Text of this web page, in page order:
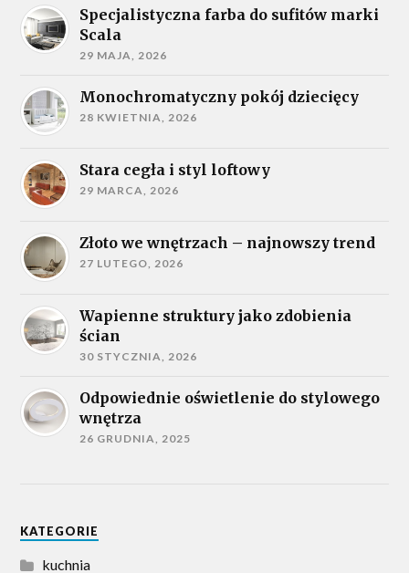
Specjalistyczna farba do sufitów marki
Scala
29 MAJA, 2026
Monochromatyczny pokój dziecięcy
28 KWIETNIA, 2026
Stara cegła i styl loftowy
29 MARCA, 2026
Złoto we wnętrzach – najnowszy trend
27 LUTEGO, 2026
Wapienne struktury jako zdobienia
ścian
30 STYCZNIA, 2026
Odpowiednie oświetlenie do stylowego
wnętrza
26 GRUDNIA, 2025
KATEGORIE
kuchnia